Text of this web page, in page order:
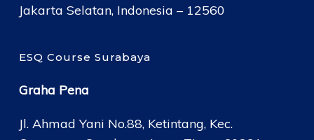
Jakarta Selatan, Indonesia – 12560
ESQ Course Surabaya
Graha Pena
Jl. Ahmad Yani No.88, Ketintang, Kec.